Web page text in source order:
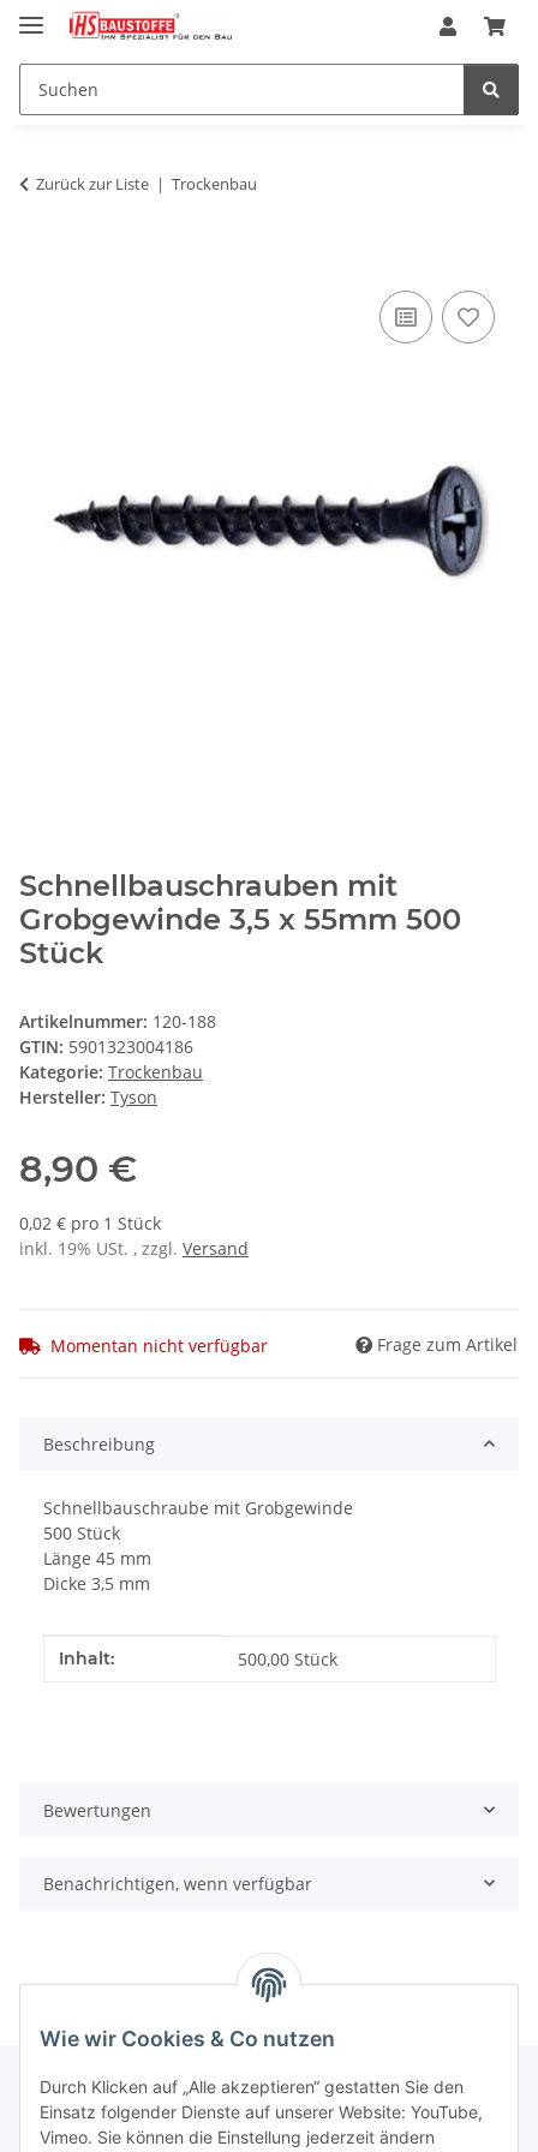
Wie wir Cookies & Co nutzen
Durch Klicken auf „Alle akzeptieren“ gestatten Sie den
Einsatz folgender Dienste auf unserer Website: YouTube,
Vimeo. Sie können die Einstellung jederzeit ändern
Zurück zur Liste Trockenbau
Schnellbauschrauben mit
Grobgewinde 3,5 x 55mm 500
Stück
Artikelnummer: 120-188
GTIN: 5901323004186
Kategorie: Trockenbau
Hersteller: Tyson
8,90 €
0,02 € pro 1 Stück
inkl. 19% USt. , zzgl. Versand
Momentan nicht verfügbar Frage zum Artikel
Beschreibung
Schnellbauschraube mit Grobgewinde
500 Stück
Länge 45 mm
Dicke 3,5 mm
Produkteigenschaft
Wert
Inhalt: 500,00 Stück
Bewertungen
Benachrichtigen, wenn verfügbar
Informationen